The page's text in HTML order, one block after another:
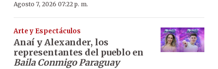
Agosto 7, 2026 07:22 p. m.
Arte y Espectáculos
Anaí y Alexander, los
representantes del pueblo en
Baila Conmigo Paraguay